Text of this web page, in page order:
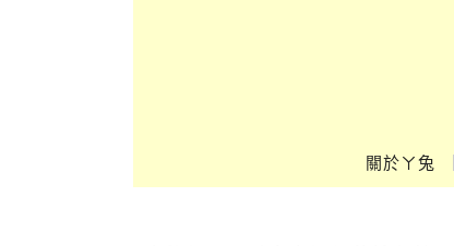
關於ㄚ兔